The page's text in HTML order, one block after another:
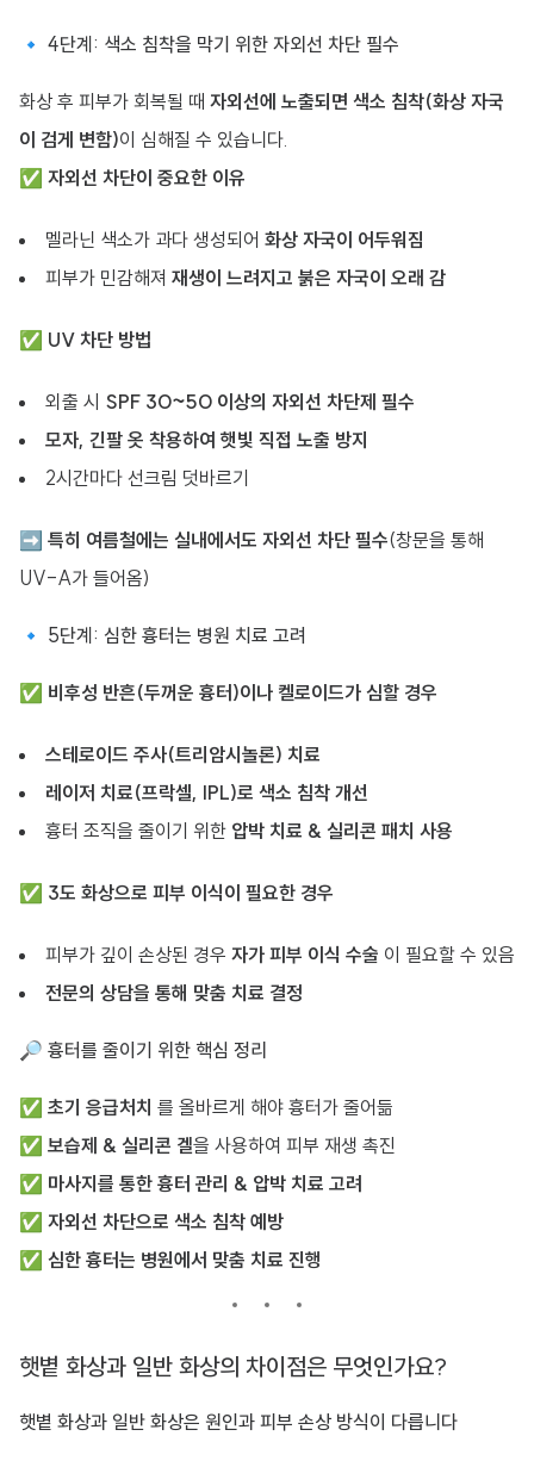
🔹 4단계: 색소 침착을 막기 위한 자외선 차단 필수
화상 후 피부가 회복될 때 자외선에 노출되면 색소 침착(화상 자국
이 검게 변함)이 심해질 수 있습니다.
✅ 자외선 차단이 중요한 이유
멜라닌 색소가 과다 생성되어 화상 자국이 어두워짐
피부가 민감해져 재생이 느려지고 붉은 자국이 오래 감
✅ UV 차단 방법
외출 시 SPF 30~50 이상의 자외선 차단제 필수
모자, 긴팔 옷 착용하여 햇빛 직접 노출 방지
2시간마다 선크림 덧바르기
➡ 특히 여름철에는 실내에서도 자외선 차단 필수(창문을 통해
UV-A가 들어옴)
🔹 5단계: 심한 흉터는 병원 치료 고려
✅ 비후성 반흔(두꺼운 흉터)이나 켈로이드가 심할 경우
스테로이드 주사(트리암시놀론) 치료
레이저 치료(프락셀, IPL)로 색소 침착 개선
흉터 조직을 줄이기 위한 압박 치료 & 실리콘 패치 사용
✅ 3도 화상으로 피부 이식이 필요한 경우
피부가 깊이 손상된 경우 자가 피부 이식 수술 이 필요할 수 있음
전문의 상담을 통해 맞춤 치료 결정
🔎 흉터를 줄이기 위한 핵심 정리
✅ 초기 응급처치 를 올바르게 해야 흉터가 줄어듦
✅ 보습제 & 실리콘 겔을 사용하여 피부 재생 촉진
✅ 마사지를 통한 흉터 관리 & 압박 치료 고려
✅ 자외선 차단으로 색소 침착 예방
✅ 심한 흉터는 병원에서 맞춤 치료 진행
햇볕 화상과 일반 화상의 차이점은 무엇인가요?
햇볕 화상과 일반 화상은 원인과 피부 손상 방식이 다릅니다